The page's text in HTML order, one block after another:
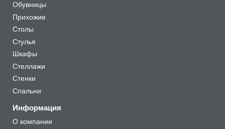
Обувницы
Прихожие
Столы
Стулья
Шкафы
Стеллажи
Стенки
Спальни
Информация
О компании